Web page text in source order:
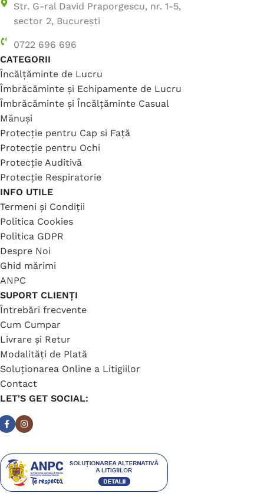
Str. G-ral David Praporgescu, nr. 1-5,
sector 2, București
0722 696 696
CATEGORII
Încălțăminte de Lucru
Îmbrăcăminte și Echipamente de Lucru
Îmbrăcăminte și Încălțăminte Casual
Mănuși
Protecție pentru Cap si Față
Protecție pentru Ochi
Protecție Auditivă
Protecție Respiratorie
INFO UTILE
Termeni și Condiții
Politica Cookies
Politica GDPR
Despre Noi
Ghid mărimi
ANPC
SUPORT CLIENȚI
Întrebări frecvente
Cum Cumpar
Livrare și Retur
Modalități de Plată
Soluționarea Online a Litigiilor
Contact
LET'S GET SOCIAL: